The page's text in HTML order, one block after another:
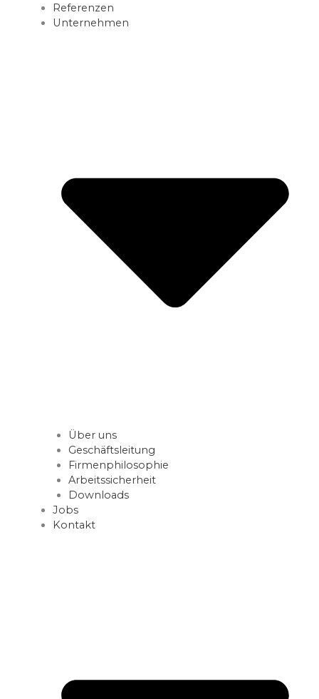
Referenzen
Unternehmen
Über uns
Geschäftsleitung
Firmenphilosophie
Arbeitssicherheit
Downloads
Jobs
Kontakt